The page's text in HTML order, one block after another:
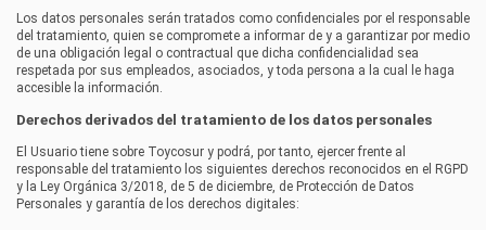
Los datos personales serán tratados como confidenciales por el responsable
del tratamiento, quien se compromete a informar de y a garantizar por medio
de una obligación legal o contractual que dicha confidencialidad sea
respetada por sus empleados, asociados, y toda persona a la cual le haga
accesible la información.
Derechos derivados del tratamiento de los datos personales
El Usuario tiene sobre Toycosur y podrá, por tanto, ejercer frente al
responsable del tratamiento los siguientes derechos reconocidos en el RGPD
y la Ley Orgánica 3/2018, de 5 de diciembre, de Protección de Datos
Personales y garantía de los derechos digitales: